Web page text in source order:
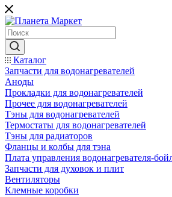
Каталог
Запчасти для водонагревателей
Аноды
Прокладки для водонагревателей
Прочее для водонагревателей
Тэны для водонагревателей
Термостаты для водонагревателей
Тэны для радиаторов
Фланцы и колбы для тэна
Плата управления водонагревателя-
Запчасти для духовок и плит
Вентиляторы
Клемные коробки